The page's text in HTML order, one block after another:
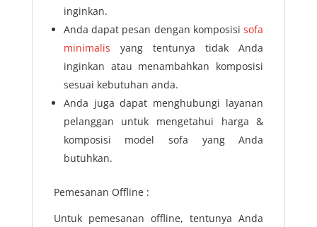
inginkan.
Anda dapat pesan dengan komposisisofa
minimalis yang tentunya tidak Anda
inginkan atau menambahkan komposisi
sesuai kebutuhan anda.
Anda juga dapat menghubungi layanan
pelanggan untuk mengetahui harga &
komposisi model sofa yang Anda
butuhkan.
Pemesanan Offline :
Untuk pemesanan offline, tentunya Anda